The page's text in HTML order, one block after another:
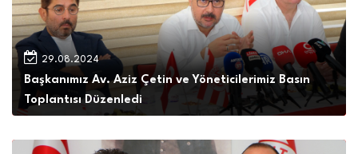
29.08.2024
Başkanımız Av. Aziz Çetin ve Yöneticilerimiz Basın
Toplantısı Düzenledi